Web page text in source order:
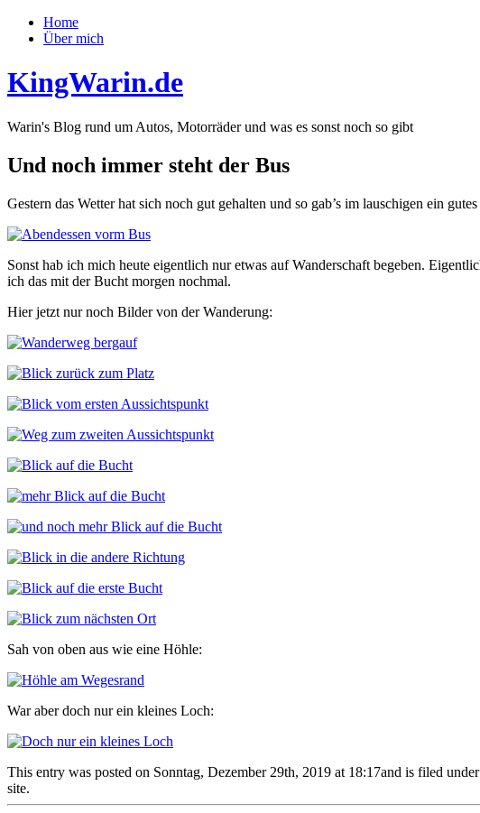
Home
Über mich
KingWarin.de
Warin's Blog rund um Autos, Motorräder und was es sonst noch so gibt
Und noch immer steht der Bus
Gestern das Wetter hat sich noch gut gehalten und so gab’s im lauschigen ein
Sonst hab ich mich heute eigentlich nur etwas auf Wanderschaft begeben.
ich das mit der Bucht morgen nochmal.
Hier jetzt nur noch Bilder von der Wanderung:
Sah von oben aus wie eine Höhle:
War aber doch nur ein kleines Loch:
This entry was posted on Sonntag, Dezember 29th, 2019 at 18:17and is filed
site.